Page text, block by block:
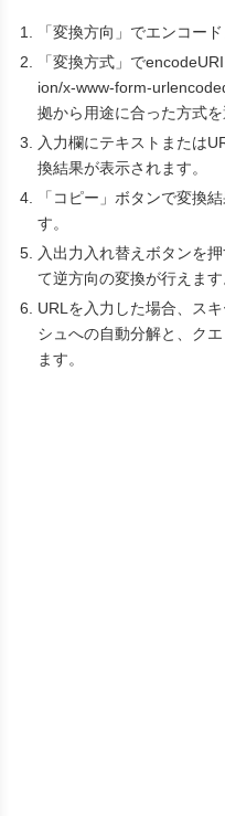
「変換方向」でエンコー
「変換方式」で
ion/x-www-form-
拠から用途に合った方式を
入力欄にテキストまたは
換結果が表示されます。
「コピー」ボタンで変換
す。
入出力入れ替えボタンを
て逆方向の変換が行えます
URLを入力した場合、ス
シュへの自動分解と、ク
ます。